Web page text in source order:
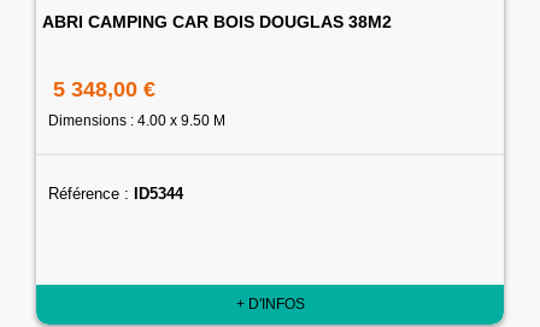
ABRI CAMPING CAR BOIS DOUGLAS 38M2
5 348,00 €
Dimensions : 4.00 x 9.50 M
Référence : ID5344
+ D'INFOS